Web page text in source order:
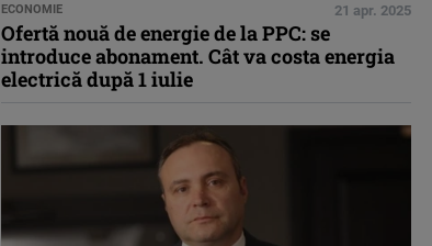
ECONOMIE 21 apr. 2025
Ofertă nouă de energie de la PPC: se
introduce abonament. Cât va costa energia
electrică după 1 iulie